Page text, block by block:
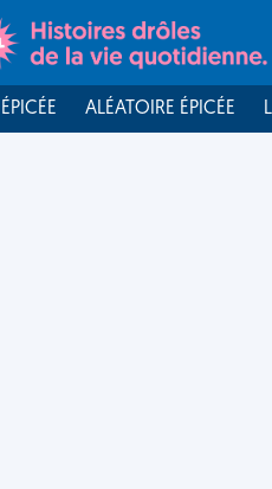
ÉPICÉE ALÉATOIRE ÉPICÉE